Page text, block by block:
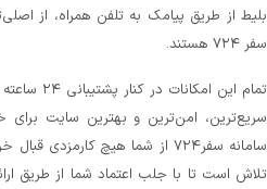
از طریق پیامک به تلفن همراه، از
هستند.
تمام این
امن‌ترین و بهترین سایت برای
سامانه سفر۷۲۴ از شما هیچ
است تا با جلب اعتماد شما از طریق